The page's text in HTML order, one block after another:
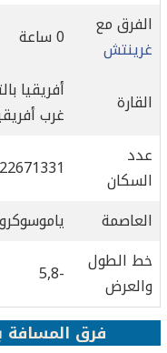
الفرق مع
غرينتش
0 ساعة
القارة
أفريقيا
غرب
عدد
السكان
22671331
العاصمة
ياموسوكرو
خط الطول
والعرض
-5,8
فرق المسافة